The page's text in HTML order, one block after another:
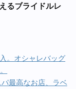
るブライドルレ
。オシャレバッグ
最高なお店、ラベ